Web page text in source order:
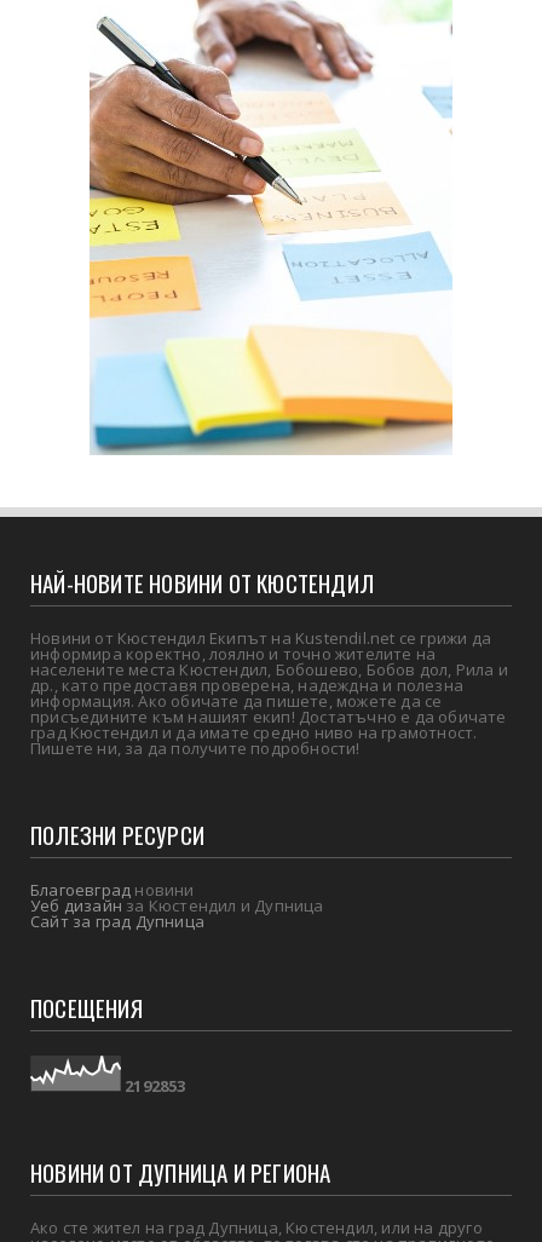
НАЙ-НОВИТЕ НОВИНИ ОТ КЮСТЕНДИЛ
Новини от Кюстендил Екипът на Kustendil.net се грижи да
информира коректно, лоялно и точно жителите на
населените места Кюстендил, Бобошево, Бобов дол, Рила и
др., като предоставя проверена, надеждна и полезна
информация. Ако обичате да пишете, можете да се
присъедините към нашият екип! Достатъчно е да обичате
град Кюстендил и да имате средно ниво на грамотност.
Пишете ни, за да получите подробности!
ПОЛЕЗНИ РЕСУРСИ
Благоевград новини
Уеб дизайнза Кюстендил и Дупница
Сайт за град Дупница
ПОСЕЩЕНИЯ
21 92853
НОВИНИ ОТ ДУПНИЦА И РЕГИОНА
Ако сте жител на град Дупница, Кюстендил, или на друго